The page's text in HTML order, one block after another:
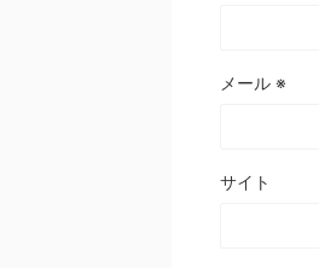
メール ※
サイト